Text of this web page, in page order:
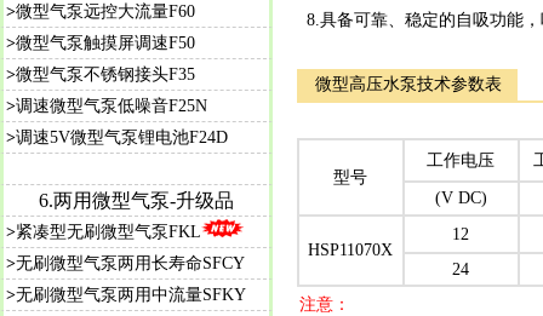
8.具备可靠、稳定的自吸功能
微型高压水泵技术参数表
型号
工作电压
(V DC)
HSP11070X
12
24
注意：
>微型气泵远控大流量F60
>微型气泵触摸屏调速F50
>微型气泵不锈钢接头F35
>调速微型气泵低噪音F25N
>调速5V微型气泵锂电池F24D
6.两用微型气泵-升级品
>紧凑型无刷微型气泵FKL
>无刷微型气泵两用长寿命SFCY
>无刷微型气泵两用中流量SFKY